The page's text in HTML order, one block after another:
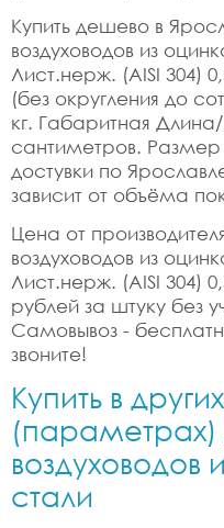
Купить дешево в
воздуховодов из
Лист.нерж. (AISI 304)
(без округления до
кг. Габаритная
сантиметров. Размер
достувки по
зависит от объёма
Цена от
воздуховодов из
Лист.нерж. (AISI 304)
рублей за штуку без
Самовывоз -
звоните!
Купить в
(параметрах)
воздуховодов
стали